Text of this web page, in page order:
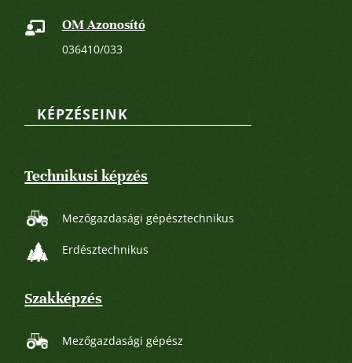
 OM Azonosító
036410/033
KÉPZÉSEINK
Technikusi képzés
Mezőgazdasági gépésztechnikus
Erdésztechnikus
Szakképzés
Mezőgazdasági gépész